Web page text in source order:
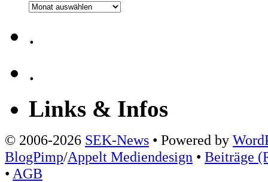
Archiv
.
.
Links & Infos
© 2006-2026 SEK-News • Powered by
BlogPimp/Appelt Mediendesign • Beiträge
• AGB